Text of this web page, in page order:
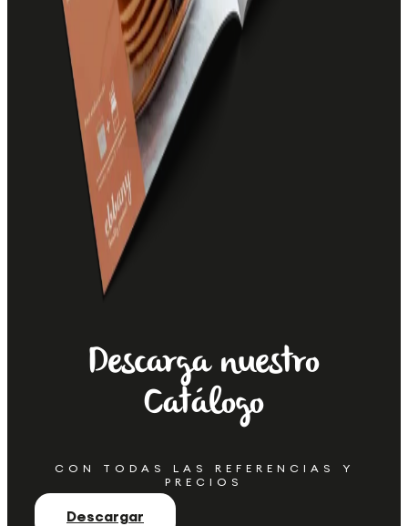
Descarga nuestro
Catálogo
CON TODAS LAS REFERENCIAS Y
PRECIOS
Descargar